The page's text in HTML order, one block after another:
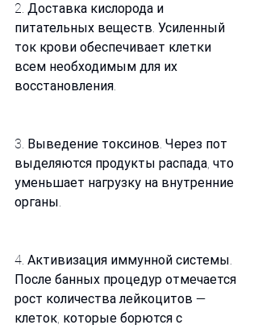
2. Доставка кислорода и
питательных веществ. Усиленный
ток крови обеспечивает клетки
всем необходимым для их
восстановления.
3. Выведение токсинов. Через пот
выделяются продукты распада, что
уменьшает нагрузку на внутренние
органы.
4. Активизация иммунной системы.
После банных процедур отмечается
рост количества лейкоцитов —
клеток, которые борются с